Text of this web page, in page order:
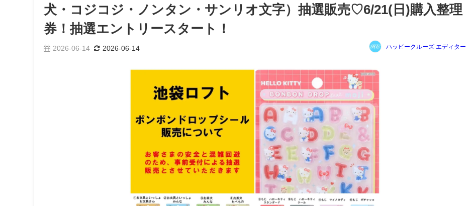
犬・コジコジ・ノンタン・サンリオ文字）抽選販売♡6/21(日)購入整理
券！抽選エントリースタート！
2026-06-14 2026-06-14 ハッピークルーズ エディター